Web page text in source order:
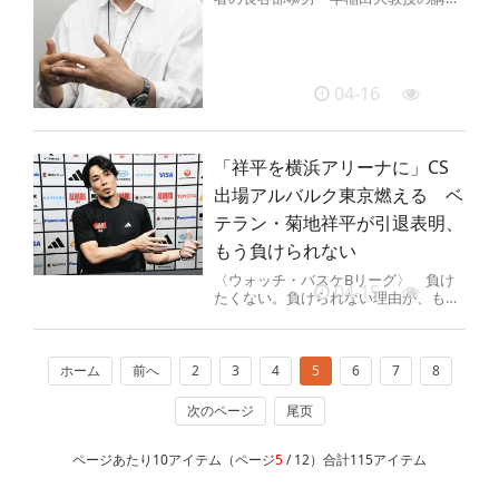
04-16
「祥平を横浜アリーナに」CS
出場アルバルク東京燃える ベ
テラン・菊地祥平が引退表明、
もう負けられない
〈ウォッチ・バスケBリーグ〉 負け
たくない。負けられない理由が、もう
バルク東京（A東京）のベテラ...
04-15
ホーム 前へ 2 3 4 5 6 7 8
次のページ 尾页
ページあたり10アイテム（ページ5/ 12）合計115アイテム